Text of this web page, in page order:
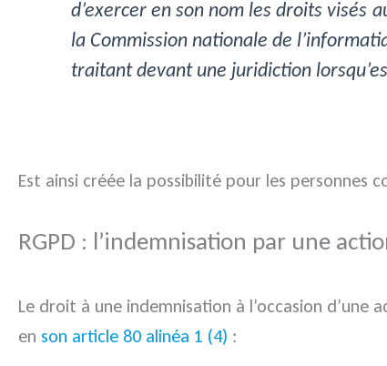
d’exercer en son nom les droits visés
la Commission nationale de
traitant devant une juridiction
Est ainsi créée la possibilité pour les personnes
RGPD : l’indemnisation par une
Le droit à une indemnisation à l’occasion
en son article 80 alinéa 1 (4) :